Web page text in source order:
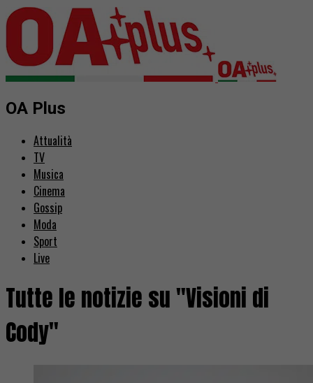
OA Plus
Attualità
TV
Musica
Cinema
Gossip
Moda
Sport
Live
Tutte le notizie su "Visioni di
Cody"